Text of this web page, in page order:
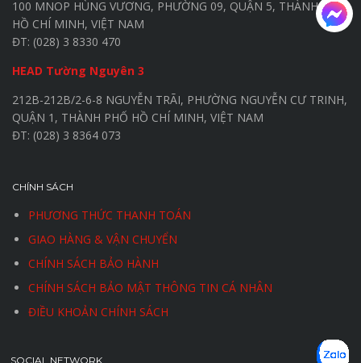
100 MNOP HÙNG VƯƠNG, PHƯỜNG 09, QUẬN 5, THÀNH PHỐ
HỒ CHÍ MINH, VIỆT NAM
ĐT: (028) 3 8330 470
HEAD Tường Nguyên 3
212B-212B/2-6-8 NGUYỄN TRÃI, PHƯỜNG NGUYỄN CƯ TRINH,
QUẬN 1, THÀNH PHỐ HỒ CHÍ MINH, VIỆT NAM
ĐT: (028) 3 8364 073
CHÍNH SÁCH
PHƯƠNG THỨC THANH TOÁN
GIAO HÀNG & VẬN CHUYỂN
CHÍNH SÁCH BẢO HÀNH
CHÍNH SÁCH BẢO MẬT THÔNG TIN CÁ NHÂN
ĐIỀU KHOẢN CHÍNH SÁCH
SOCIAL NETWORK